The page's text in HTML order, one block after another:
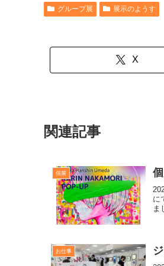
グループ展 展示のようす
X
関連記事
個展
に
お仕事